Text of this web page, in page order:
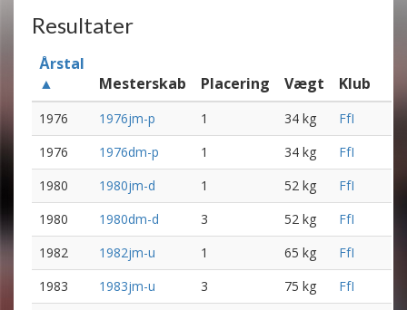
Resultater
Årstal
▲
Mesterskab Placering Vægt Klub
1976 1976jm-p 1 34 kg
FfI
1976
1976dm-p 1 34 kg
FfI
1980
1980jm-d 1 52 kg
FfI
1980
1980dm-d 3 52 kg
FfI
1982
1982jm-u 1 65 kg
FfI
1983
1983jm-u 3 75 kg
FfI